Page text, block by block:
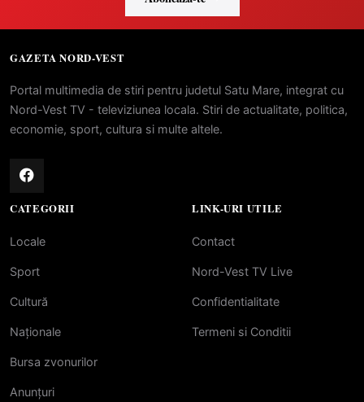
GAZETA NORD-VEST
Portal multimedia de stiri pentru judetul Satu Mare, integrat cu
Nord-Vest TV - televiziunea locala. Stiri de actualitate, politica,
economie, sport, cultura si multe altele.
CATEGORII
Locale
Sport
Cultură
Naționale
Bursa zvonurilor
Anunțuri
LINK-URI UTILE
Contact
Nord-Vest TV Live
Confidentialitate
Termeni si Conditii